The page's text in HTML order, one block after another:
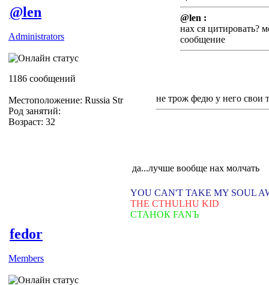
@len
Administrators
1186 сообщений
Местоположение: Russia Str
Род занятий:
Возраст: 32
@len :
нах ся цитировать?
сообщение
не трож федю у него свои
да...лучше вообще нах молчать
YOU CAN'T TAKE MY SOUL
THE CTHULHU KID
СТАНОК FANЪ
fedor
Members